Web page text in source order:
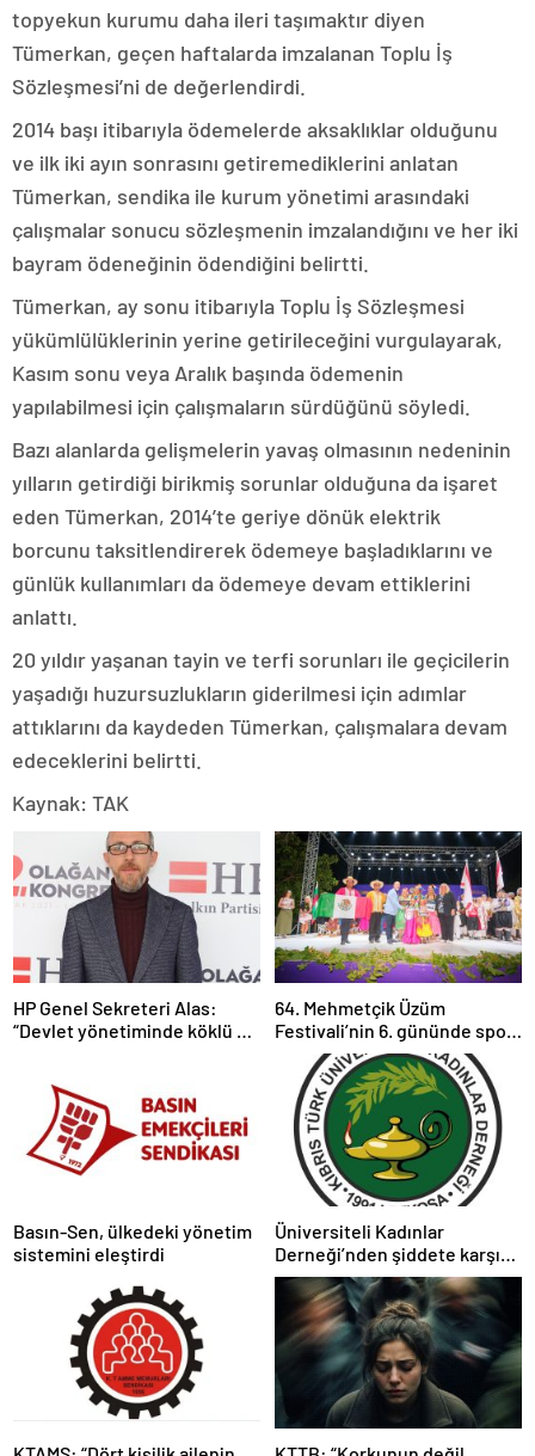
topyekun kurumu daha ileri taşımaktır diyen
Tümerkan, geçen haftalarda imzalanan Toplu İş
Sözleşmesi’ni de değerlendirdi.
2014 başı itibarıyla ödemelerde aksaklıklar olduğunu
ve ilk iki ayın sonrasını getiremediklerini anlatan
Tümerkan, sendika ile kurum yönetimi arasındaki
çalışmalar sonucu sözleşmenin imzalandığını ve her iki
bayram ödeneğinin ödendiğini belirtti.
Tümerkan, ay sonu itibarıyla Toplu İş Sözleşmesi
yükümlülüklerinin yerine getirileceğini vurgulayarak,
Kasım sonu veya Aralık başında ödemenin
yapılabilmesi için çalışmaların sürdüğünü söyledi.
Bazı alanlarda gelişmelerin yavaş olmasının nedeninin
yılların getirdiği birikmiş sorunlar olduğuna da işaret
eden Tümerkan, 2014’te geriye dönük elektrik
borcunu taksitlendirerek ödemeye başladıklarını ve
günlük kullanımları da ödemeye devam ettiklerini
anlattı.
20 yıldır yaşanan tayin ve terfi sorunları ile geçicilerin
yaşadığı huzursuzlukların giderilmesi için adımlar
attıklarını da kaydeden Tümerkan, çalışmalara devam
edeceklerini belirtti.
Kaynak: TAK
HP Genel Sekreteri Alas:
“Devlet yönetiminde köklü bir
64. Mehmetçik Üzüm
Festivali’nin 6. gününde spor
ve kültür buluştu
Basın-Sen, ülkedeki yönetim
sistemini eleştirdi
Üniversiteli Kadınlar
Derneği’nden şiddete karşı
tedbir çağrısı